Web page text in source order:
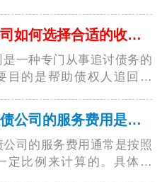
江阴讨债公司如何选择合适的收费方式？
一种专门从事追讨债务的
目的是帮助债权人追回欠
江阴正规收债公司的服务费用是如何计算的？
公司的服务费用通常是按照
定比例来计算的。具体来